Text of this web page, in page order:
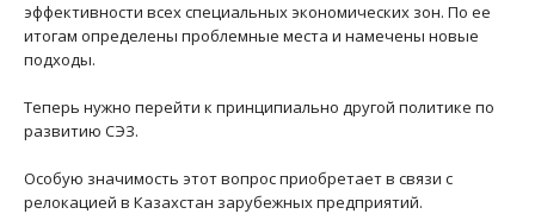
эффективности всех специальных экономических зон. По ее
итогам определены проблемные места и намечены новые
подходы.
Теперь нужно перейти к принципиально другой политике по
развитию СЭЗ.
Особую значимость этот вопрос приобретает в связи с
релокацией в Казахстан зарубежных предприятий.